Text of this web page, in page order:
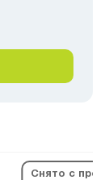
Снято с